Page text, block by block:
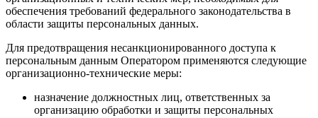
обеспечения требований федерального законодательства в
области защиты персональных данных.
Для предотвращения несанкционированного доступа к
персональным данным Оператором применяются следующие
организационно-технические меры:
назначение должностных лиц, ответственных за
организацию обработки и защиты персональных